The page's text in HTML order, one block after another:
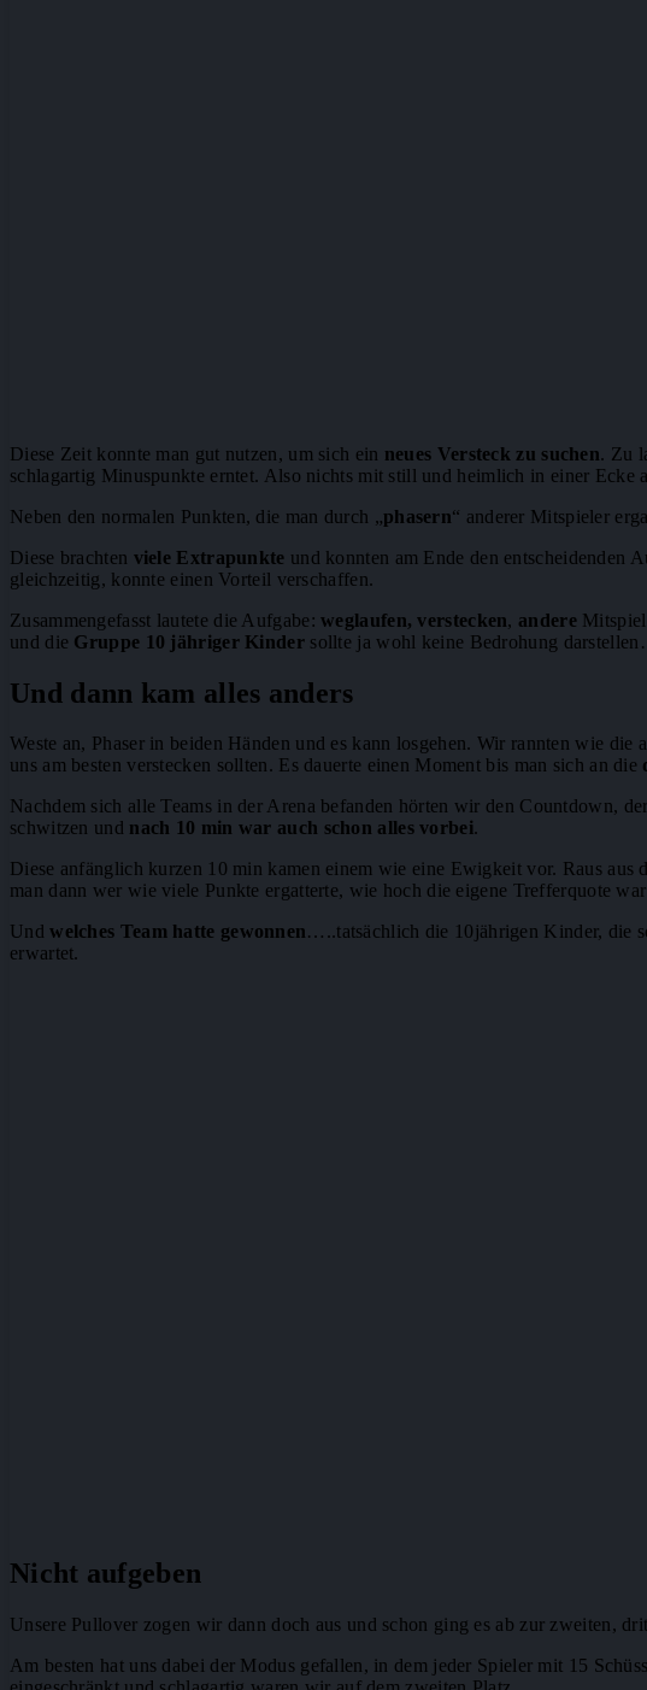
Diese Zeit konnte man gut nutzen, um sich ein neues Versteck zu suchen. Zu
schlagartig Minuspunkte erntet. Also nichts mit still und heimlich in einer Ecke
Neben den normalen Punkten, die man durch „phasern“ anderer Mitspieler
Diese brachten viele Extrapunkte und konnten am Ende den entscheidenden
gleichzeitig, konnte einen Vorteil verschaffen.
Zusammengefasst lautete die Aufgabe:weglaufen, verstecken, andere
und die Gruppe 10 jähriger Kindersollte ja wohl keine Bedrohung
Und dann kam alles anders
Weste an, Phaser in beiden Händen und es kann losgehen. Wir rannten wie
uns am besten verstecken sollten. Es dauerte einen Moment bis man sich an die
Nachdem sich alle Teams in der Arena befanden hörten wir den Countdown,
schwitzen und nach 10 min war auch schon alles vorbei.
Diese anfänglich kurzen 10 min kamen einem wie eine Ewigkeit vor. Raus
man dann wer wie viele Punkte ergatterte, wie hoch die eigene Trefferquote
Undwelches Team hatte gewonnen…..tatsächlich die 10jährigen Kinder, die
erwartet.
Nicht aufgeben
Unsere Pullover zogen wir dann doch aus und schon ging es ab zur zweiten,
Am besten hat uns dabei der Modus gefallen, in dem jeder Spieler mit 15